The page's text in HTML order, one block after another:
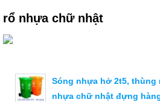
rổ nhựa chữ nhật
Sóng nhựa hở 2t5, thùng
nhựa chữ nhật đựng